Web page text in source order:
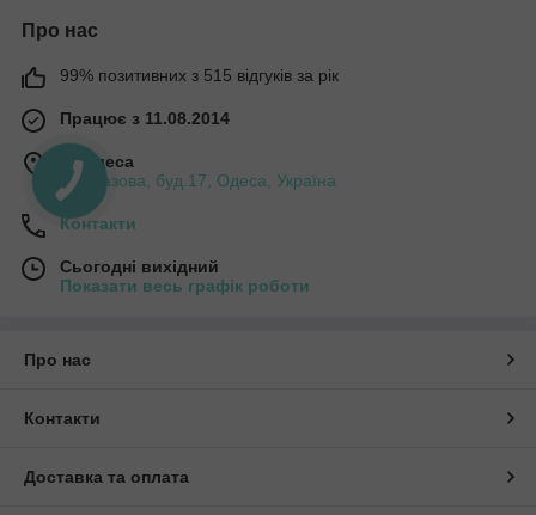
Про нас
99% позитивних з 515 відгуків за рік
Працює з 11.08.2014
м. Одеса
вул.Базова, буд.17, Одеса, Україна
Контакти
Сьогодні вихідний
Показати весь графік роботи
Про нас
Контакти
Доставка та оплата